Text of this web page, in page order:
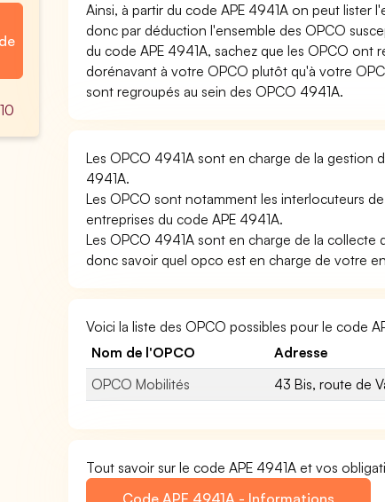
Ainsi, à partir du code APE 4941A on peut
donc par déduction l'ensemble des OPCO
du code APE 4941A, sachez que les OPCO
dorénavant à votre OPCO plutôt qu'à votre
sont regroupés au sein des OPCO 4941A.
Les OPCO 4941A sont en charge de la gestion
4941A.
Les OPCO sont notamment les interlocuteurs
entreprises du code APE 4941A.
Les OPCO 4941A sont en charge de la
donc savoir quel opco est en charge de votre
Voici la liste des OPCO possibles pour le code
Nom de l'OPCO
Adresse
OPCO Mobilités
43 Bis, route de
Tout savoir sur le code APE 4941A et vos
Code APE 4941A - Informations